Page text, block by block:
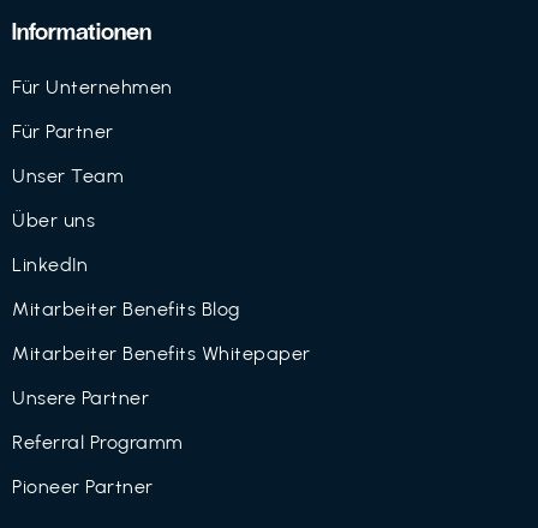
Informationen
Für Unternehmen
Für Partner
Unser Team
Über uns
LinkedIn
Mitarbeiter Benefits Blog
Mitarbeiter Benefits Whitepaper
Unsere Partner
Referral Programm
Pioneer Partner